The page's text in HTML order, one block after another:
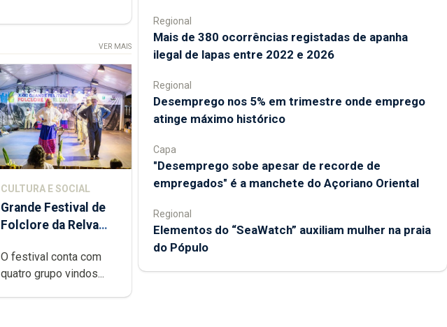
VER MAIS
CULTURA E SOCIAL
Grande Festival de
Folclore da Relva
O festival conta com
quatro grupo vindos...
Regional
Mais de 380 ocorrências registadas de apanha
ilegal de lapas entre 2022 e 2026
Regional
Desemprego nos 5% em trimestre onde emprego
atinge máximo histórico
Capa
"Desemprego sobe apesar de recorde de
empregados" é a manchete do Açoriano Oriental
Regional
​Elementos do “SeaWatch” auxiliam mulher na praia
do Pópulo